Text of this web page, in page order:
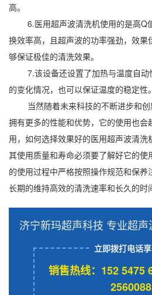
高。
6.医用超声波清洗机使用的是高Q
换效率高，且超声波的功率强劲，效
够保证极佳的清洗效果。
7.该设备还设置了加热与温度自
的变化情况，也可以保证温度的稳定性。
当然随着未来科技的不断进步和
拥有更多的性能和优势，它的使用也
用，如何选择效果好的医用超声波清
其使用质量和寿命必须要了解好它的
的使用过程中严格按照操作规范和保
长期的维持高效的清洗速率和长久的时
济宁新玛超声科技 专业超
立即拨打电话
销售热线：152
2560088